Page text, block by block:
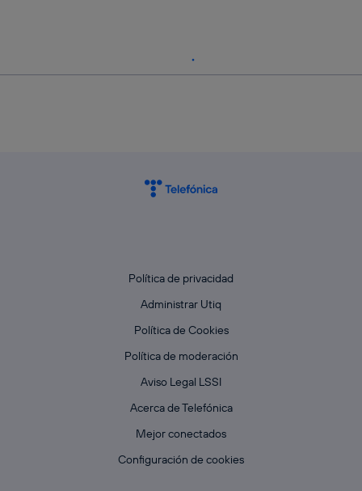
Política de privacidad
Administrar Utiq
Política de Cookies
Política de moderación
Aviso Legal LSSI
Acerca de Telefónica
Mejor conectados
Configuración de cookies